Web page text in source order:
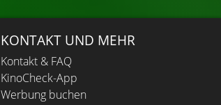
KONTAKT UND MEHR
Kontakt & FAQ
KinoCheck-App
Werbung buchen